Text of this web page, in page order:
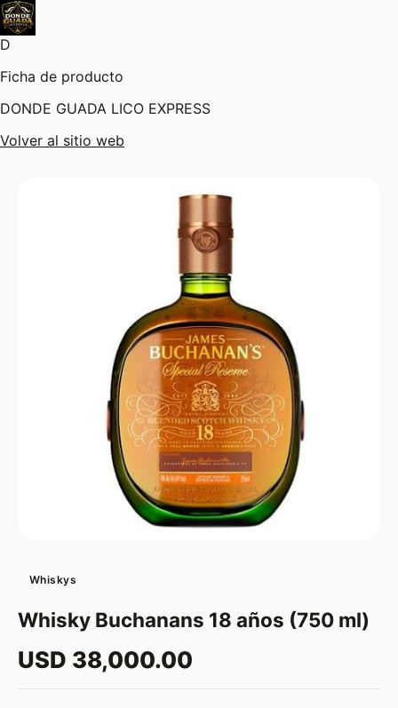
D
Ficha de producto
DONDE GUADA LICO EXPRESS
Volver al sitio web
Whiskys
Whisky Buchanans 18 años (750 ml)
USD 38,000.00